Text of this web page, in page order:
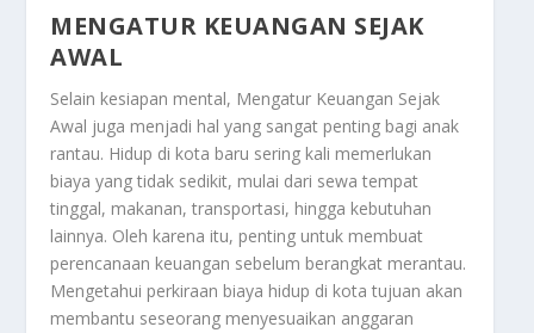
MENGATUR KEUANGAN SEJAK
AWAL
Selain kesiapan mental, Mengatur Keuangan Sejak
Awal juga menjadi hal yang sangat penting bagi anak
rantau. Hidup di kota baru sering kali memerlukan
biaya yang tidak sedikit, mulai dari sewa tempat
tinggal, makanan, transportasi, hingga kebutuhan
lainnya. Oleh karena itu, penting untuk membuat
perencanaan keuangan sebelum berangkat merantau.
Mengetahui perkiraan biaya hidup di kota tujuan akan
membantu seseorang menyesuaikan anggaran